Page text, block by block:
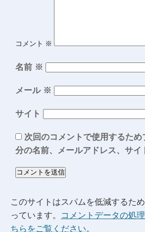
コメント ※
名前 ※
メール ※
サイト
次回のコメントで使用するため
分の名前、メールアドレス、サイ
このサイトはスパムを低減するた
っています。
コメントデータの処
ちらをご覧ください。